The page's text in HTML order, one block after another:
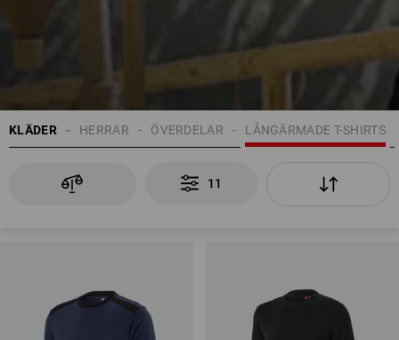
KLÄDER LÅNGÄRMADE T-SHIRTS
ÖVERDELAR
HERRAR
11